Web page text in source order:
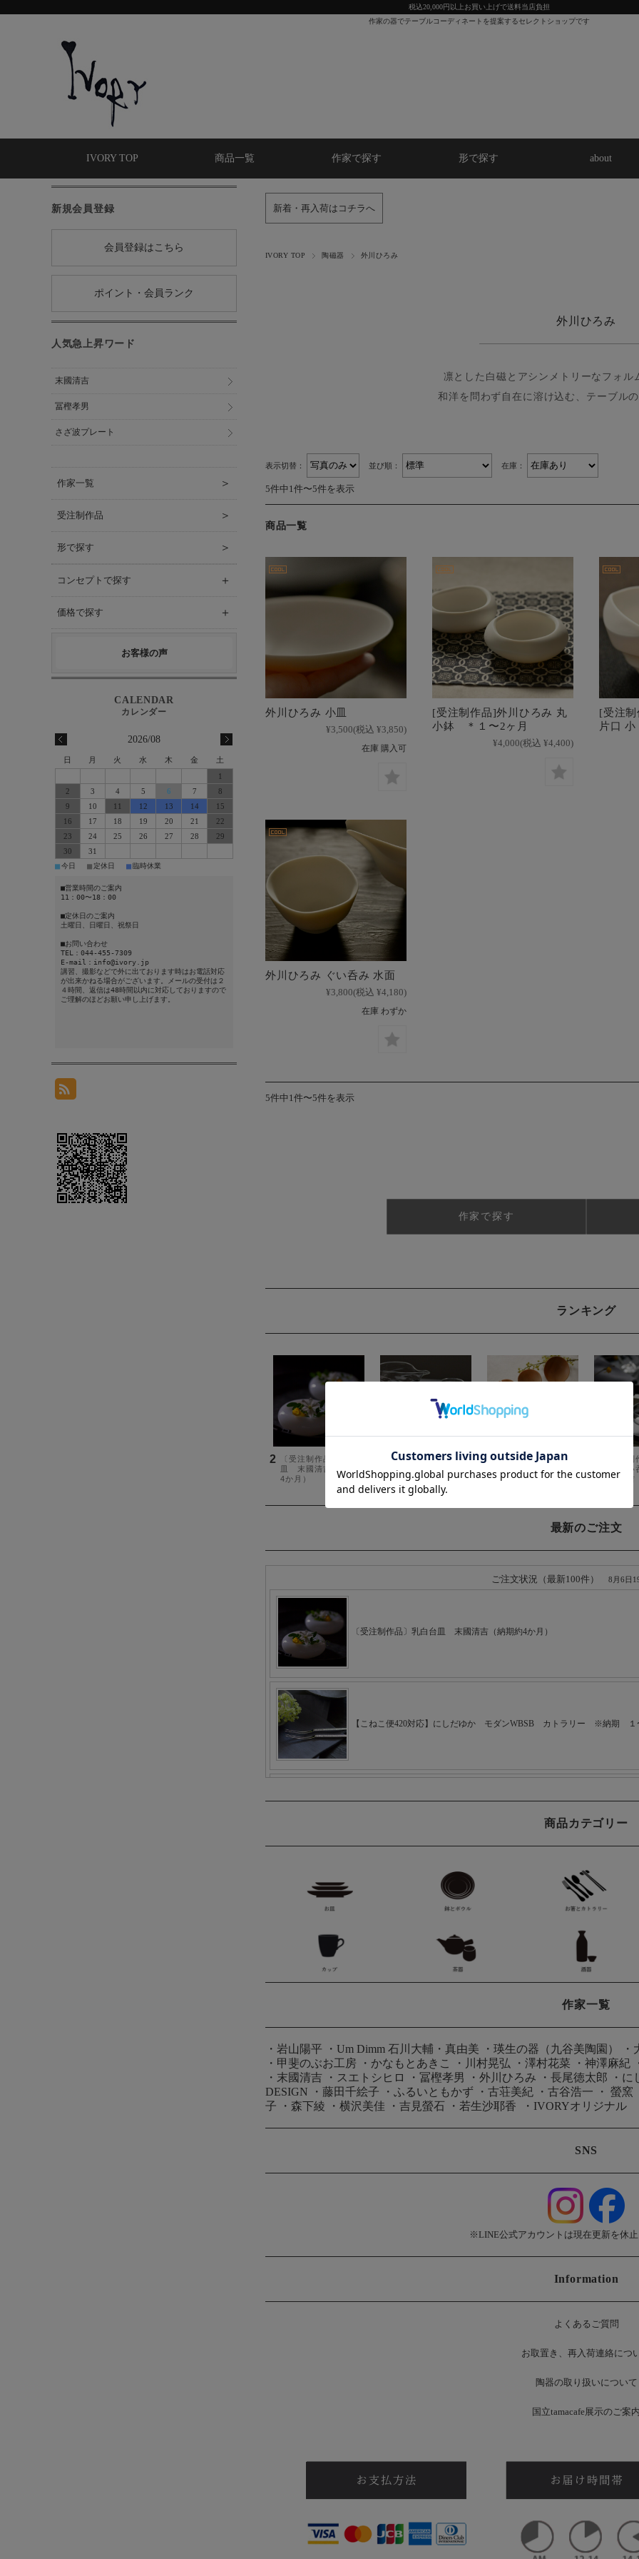
税込20,000円以上お買い上げで送料当店負担
作家の器でテーブルコーディネートを提案するセレクトショップです
IVORY TOP 商品一覧 作家で探す 形で探す about
新着・再入荷はコチラへ
IVORY TOP 陶磁器 外川ひろみ
外川ひろみ
凛とした白磁とアシンメトリーなフォル
和洋を問わず自在に溶け込む、テーブル
表示切替： 並び順： 在庫：
5件中1件〜5件を表示
商品一覧
外川ひろみ 小皿
¥3,500(税込 ¥3,850)
在庫 購入可
[受注制作品]外川ひろみ 丸
小鉢 ＊１〜2ヶ月
¥4,000(税込 ¥4,400)
[受注
片口
外川ひろみ ぐい呑み 水面
¥3,800(税込 ¥4,180)
在庫 わずか
5件中1件〜5件を表示
作家で探す
ランキング
最新のご注文
商品カテゴリー
作家一覧
・ 岩山陽平 ・ Um Dimm 石川大輔・真由美 ・ 瑛生の器（九谷美陶園） ・
・ 甲斐のぶお工房 ・ かなもとあきこ ・ 川村晃弘 ・ 澤村花菜 ・ 神澤麻紀
・ 末國清吉 ・ スエトシヒロ ・ 冨樫孝男 ・ 外川ひろみ ・ 長尾徳太郎 ・ に
DESIGN
・ 藤田千絵子 ・ ふるいともかず ・ 古荘美紀 ・ 古谷浩一 ・ 螢窯
子
・ 森下綾 ・ 横沢美佳 ・ 吉見螢石 ・ 若生沙耶香 ・ IVORYオリジナル
SNS
※LINE公式アカウントは現在更新を休
Information
よくあるご質問
お取置き、再入荷連絡につ
陶器の取り扱いについて
国立tamacafe展示のご案
新規会員登録
会員登録はこちら
ポイント・会員ランク
人気急上昇ワード
末國清吉
冨樫孝男
さざ波プレート
作家一覧 ＞
受注制作品 ＞
形で探す ＞
コンセプトで探す ＋
価格で探す ＋
お客様の声
2026/08
日 月 火 水 木 金
土
1
2
3 4 5 6 7
8
9
10 11 12 13 14
15
16
17 18 19 20 21
22
23
24 25 26 27 28
29
30
31
■今日 ■ 定休日 ■臨時休業
■営業時間のご案内
11：00〜18：00
■定休日のご案内
土曜日、日曜日、祝祭日
■お問い合わせ
TEL：044-455-7309
E-mail：info@ivory.jp
講習、撮影などで外に出ております時はお電話対応
が出来かねる場合がございます。メールの受付は２
４時間、返信は48時間以内に対応しておりますので
ご理解のほどお願い申し上げます。